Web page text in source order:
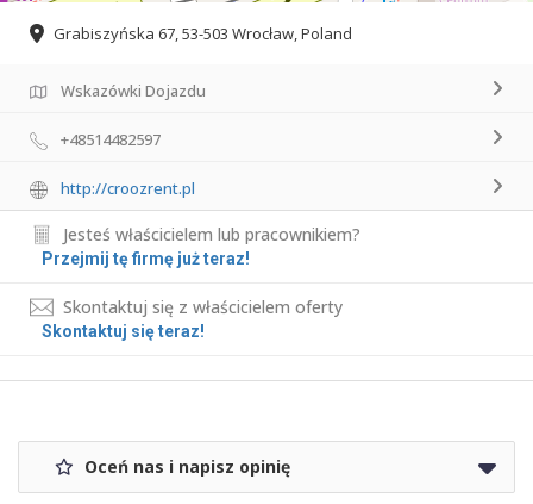
Grabiszyńska 67, 53-503 Wrocław, Poland
Wskazówki Dojazdu
+48514482597
http://croozrent.pl
Jesteś właścicielem lub pracownikiem?
Przejmij tę firmę już teraz!
Skontaktuj się z właścicielem oferty
Skontaktuj się teraz!
Oceń nas i napisz opinię